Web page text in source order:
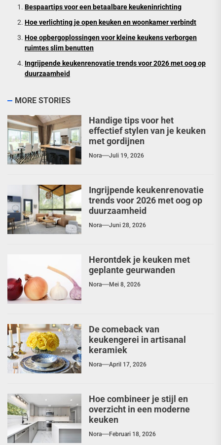
Bespaartips voor een betaalbare keukeninrichting
Hoe verlichting je open keuken en woonkamer verbindt
Hoe opbergoplossingen voor kleine keukens verborgen
ruimtes slim benutten
Ingrijpende keukenrenovatie trends voor 2026 met oog op
duurzaamheid
MORE STORIES
Handige tips voor het
effectief stylen van je keuken
met gordijnen
Nora Juli 19, 2026
Ingrijpende keukenrenovatie
trends voor 2026 met oog op
duurzaamheid
Nora Juni 28, 2026
Herontdek je keuken met
geplante geurwanden
Nora Mei 8, 2026
De comeback van
keukengerei in artisanal
keramiek
Nora April 17, 2026
Hoe combineer je stijl en
overzicht in een moderne
keuken
Nora Februari 18, 2026